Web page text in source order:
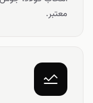
معتبر.